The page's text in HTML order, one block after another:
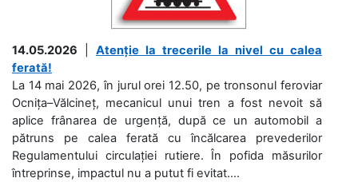
14.05.2026
Atenție la trecerile la nivel cu calea
ferată!
La 14 mai 2026, în jurul orei 12.50, pe tronsonul feroviar
Ocnița–Vălcineț, mecanicul unui tren a fost nevoit să
aplice frânarea de urgență, după ce un automobil a
pătruns pe calea ferată cu încălcarea prevederilor
Regulamentului circulației rutiere. În pofida măsurilor
întreprinse, impactul nu a putut fi evitat....